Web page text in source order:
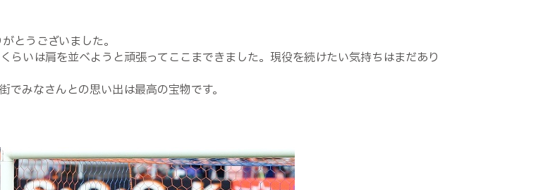
とうございました。
いは肩を並べようと頑張ってここまできました。現役を続けたい気持ちはまだあり
みなさんとの思い出は最高の宝物です。